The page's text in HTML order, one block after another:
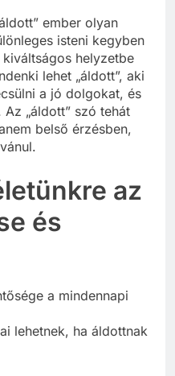
ember olyan
isteni kegyben
helyzetbe
lehet „áldott”, aki
a jó dolgokat, és
„áldott” szó tehát
belső érzésben,
az
és
a mindennapi
lehetnek, ha áldottnak